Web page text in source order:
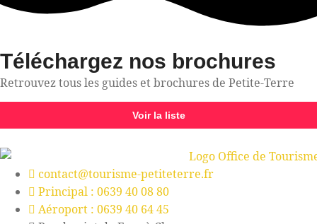
Téléchargez nos brochures
Retrouvez tous les guides et brochures de Petite-Terre
Voir la liste
contact@tourisme-petiteterre.fr
Principal : 0639 40 08 80
Aéroport : 0639 40 64 45